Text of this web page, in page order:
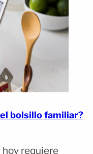
bolsillo familiar?
hoy requiere